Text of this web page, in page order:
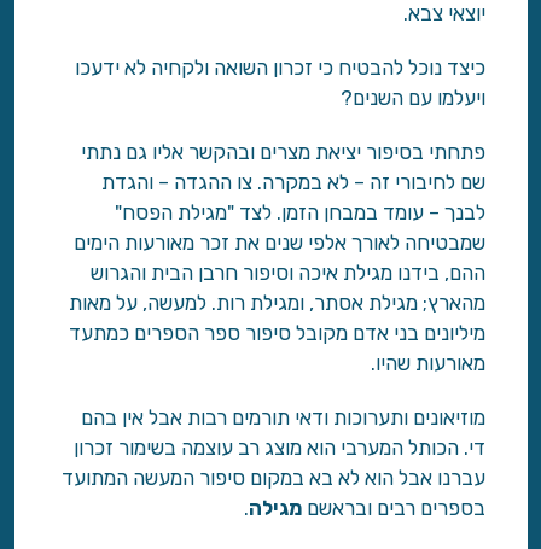
יוצאי צבא.
כיצד נוכל להבטיח כי זכרון השואה ולקחיה לא ידעכו
ויעלמו עם השנים?
פתחתי בסיפור יציאת מצרים ובהקשר אליו גם נתתי
שם לחיבורי זה – לא במקרה. צו ההגדה – והגדת
לבנך – עומד במבחן הזמן. לצד "מגילת הפסח"
שמבטיחה לאורך אלפי שנים את זכר מאורעות הימים
ההם, בידנו מגילת איכה וסיפור חרבן הבית והגרוש
מהארץ; מגילת אסתר, ומגילת רות. למעשה, על מאות
מיליונים בני אדם מקובל סיפור ספר הספרים כמתעד
מאורעות שהיו.
מוזיאונים ותערוכות ודאי תורמים רבות אבל אין בהם
די. הכותל המערבי הוא מוצג רב עוצמה בשימור זכרון
עברנו אבל הוא לא בא במקום סיפור המעשה המתועד
בספרים רבים ובראשםמגילה.